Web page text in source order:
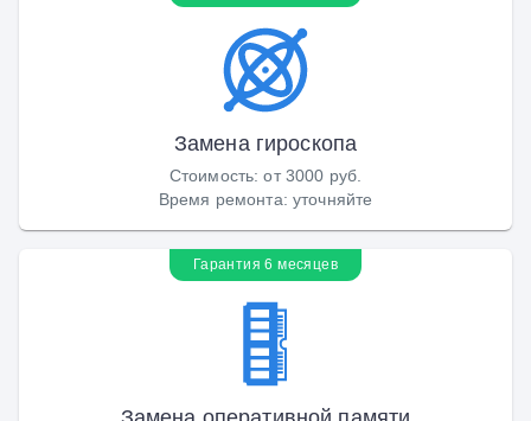
Замена гироскопа
Стоимость:от 3000 руб.
Время ремонта: уточняйте
Гарантия 6 месяцев